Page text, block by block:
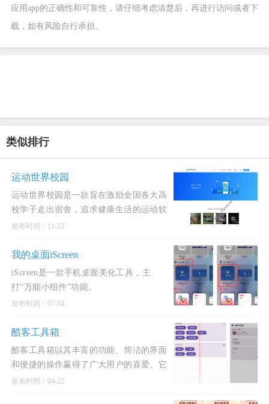
应用app的正确性和可靠性，请仔细考虑清楚后，再进行访问或者下
载，如有风险自行承担。
类似排行
运动世界校园
运动世界校园是一款旨在激励全国各大高
校学子走出宿舍，追求健康生活的运动软
件。我们的使命是让运动融入学子的日常
发布时间：11-22
我的桌面iScreen
iScreen是一款手机桌面美化工具，主
打“万能小组件”功能。
发布时间：07-04
酷客工具箱
酷客工具箱以其丰富的功能、简洁的界面
和便捷的操作赢得了广大用户的喜爱。它
不仅能够帮助用户轻松解决手机使用过程
发布时间：04-22